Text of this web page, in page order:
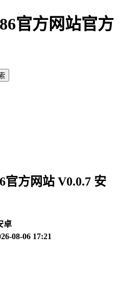
官方网站官方
官方网站 V0.0.7 安
卓
08-06 17:21